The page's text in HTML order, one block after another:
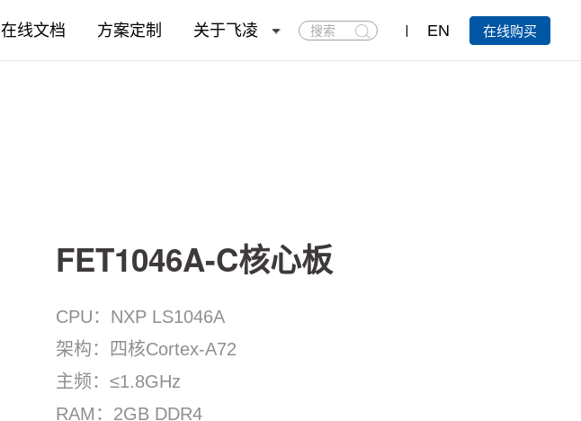
在线文档 方案定制 关于飞凌
搜
索
EN 在线购买
FET1046A-C核心板
CPU：NXP LS1046A
架构：四核Cortex-A72
主频：≤1.8GHz
RAM：2GB DDR4